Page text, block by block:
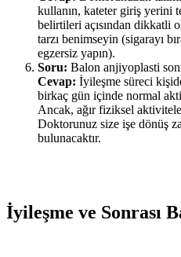
kullanın, kateter giriş yerini
belirtileri açısından dikkatli
tarzı benimseyin (sigarayı
egzersiz yapın).
Soru: Balon anjiyoplasti
Cevap: İyileşme süreci
birkaç gün içinde normal
Ancak, ağır fiziksel
Doktorunuz size işe dönüş
bulunacaktır.
İyileşme ve Sonrası